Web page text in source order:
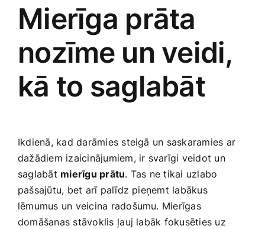
Mierīga prāta
nozīme⁤ un veidi,⁤
kā to saglabāt
Ikdienā, kad darāmies steigā‍ un saskaramies ar
dažādiem izaicinājumiem, ir svarīgi veidot un
saglabāt mierīgu prātu. Tas ne tikai uzlabo
pašsajūtu, bet arī palīdz pieņemt labākus
lēmumus un veicina radošumu. Mierīgas
domāšanas stāvoklis ⁣ļauj labāk fokusēties ​uz